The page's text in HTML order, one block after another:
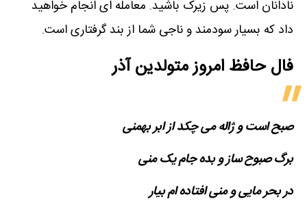
نادانان است. پس زیرک باشید. معامله ای انجام خواهید
داد که بسیار سودمند و ناجی شما از بند گرفتاری است.
فال حافظ امروز متولدین‌ آذر
صبح است و ژاله می چکد از ابر بهمنی
برگ صبوح ساز و بده جام یک منی
در بحر مایی و منی افتاده ام بیار